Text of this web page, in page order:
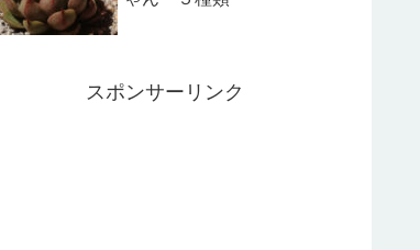
スポンサーリンク